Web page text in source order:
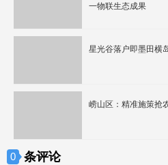
一物联生态成果
星光谷落户即墨田横
崂山区：精准施策抢
0 条评论